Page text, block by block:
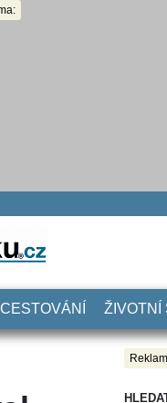
CESTOVÁNÍ ŽIVOTNÍ